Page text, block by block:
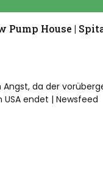
Pump House |